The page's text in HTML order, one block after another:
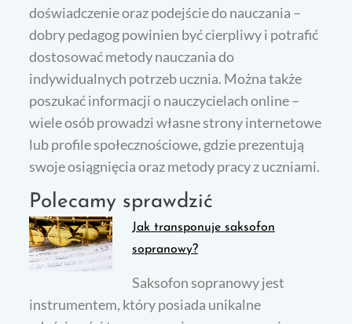
doświadczenie oraz podejście do nauczania –
dobry pedagog powinien być cierpliwy i potrafić
dostosować metody nauczania do
indywidualnych potrzeb ucznia. Można także
poszukać informacji o nauczycielach online –
wiele osób prowadzi własne strony internetowe
lub profile społecznościowe, gdzie prezentują
swoje osiągnięcia oraz metody pracy z uczniami.
Polecamy sprawdzić
Jak transponuje saksofon
sopranowy?
Saksofon sopranowy jest
instrumentem, który posiada unikalne